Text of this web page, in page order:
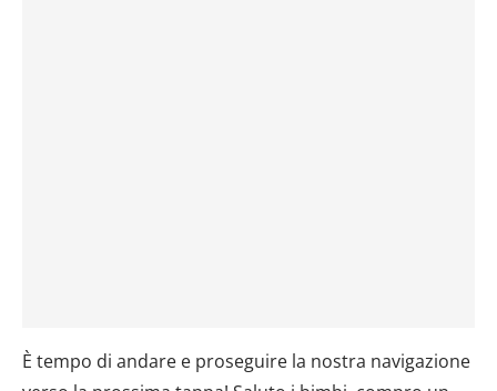
È tempo di andare e proseguire la nostra navigazione